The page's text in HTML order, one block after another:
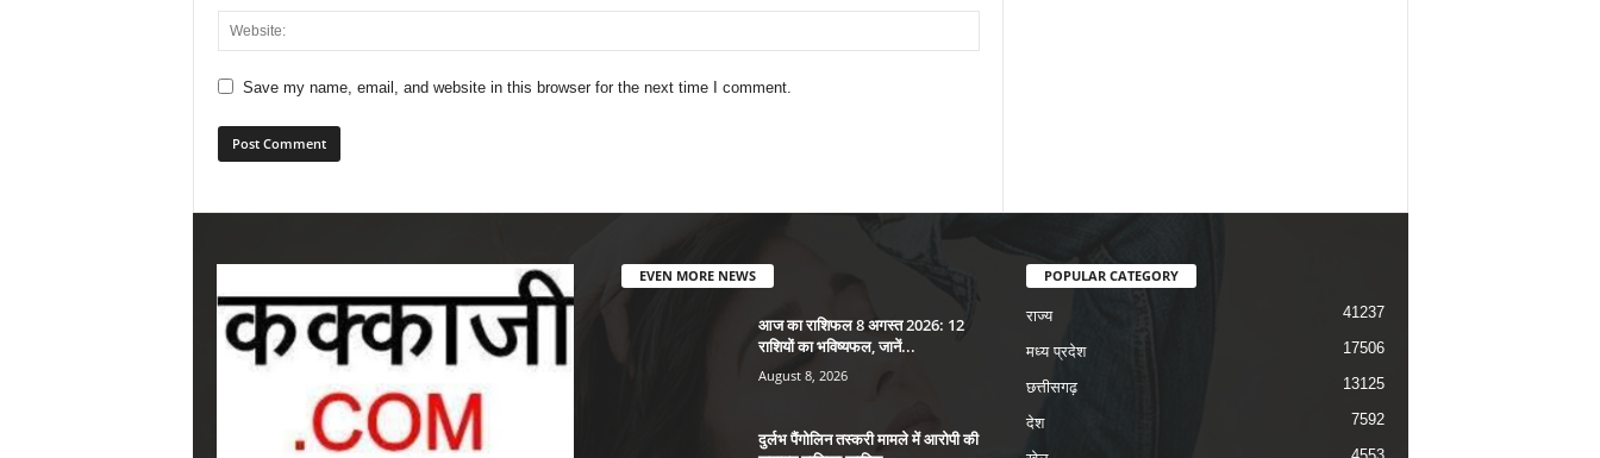
Save my name, email, and website in this browser for the next time I comment.
EVEN MORE NEWS
आज का राशिफल 8 अगस्त 2026: 12
राशियों का भविष्यफल, जानें...
August 8, 2026
दुर्लभ पैंगोलिन तस्करी मामले में आरोपी की
POPULAR CATEGORY
राज्य 41237
मध्य प्रदेश 17506
छत्तीसगढ़ 13125
देश 7592